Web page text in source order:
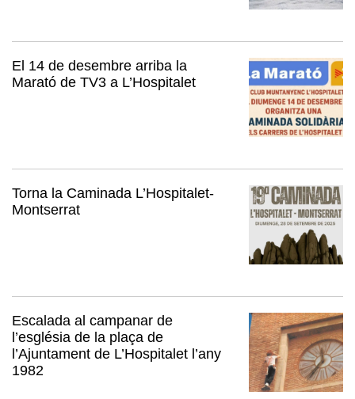
El 14 de desembre arriba la
Marató de TV3 a L’Hospitalet
Torna la Caminada L’Hospitalet-
Montserrat
Escalada al campanar de
l’església de la plaça de
l’Ajuntament de L’Hospitalet l’any
1982